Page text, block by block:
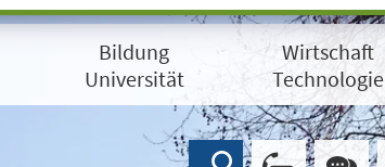
Bildung
Universität
Wirtschaft
Technologie